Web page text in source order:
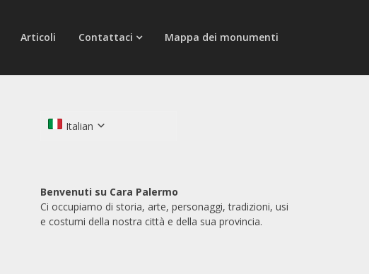
Articoli Contattaci Mappa dei monumenti
Italian
Benvenuti su Cara Palermo
Ci occupiamo di storia, arte, personaggi, tradizioni, usi
e costumi della nostra città e della sua provincia.